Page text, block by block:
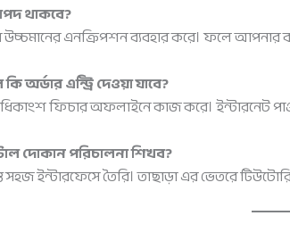
থাকবে?
এনক্রিপশন ব্যবহার করে। ফলে আপনার
অর্ডার এন্ট্রি দেওয়া যাবে?
ফিচার অফলাইনে কাজ করে। ইন্টারনেট
দোকান পরিচালনা শিখব?
সহজ ইন্টারফেসে তৈরি। তাছাড়া এর ভেতরে